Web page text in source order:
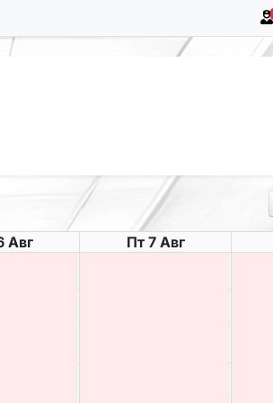
Авг Пт 7 Авг